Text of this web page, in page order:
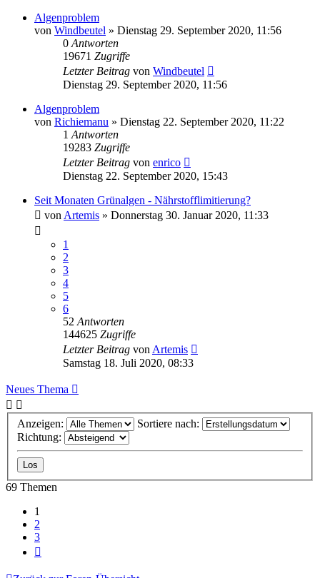
Algenproblem
von Windbeutel » Dienstag 29. September 2020, 11:56
0 Antworten
19671 Zugriffe
Letzter Beitrag von Windbeutel
Dienstag 29. September 2020, 11:56
Algenproblem
von Richiemanu » Dienstag 22. September 2020, 11:22
1 Antworten
19283 Zugriffe
Letzter Beitrag von enrico
Dienstag 22. September 2020, 15:43
Seit Monaten Grünalgen - Nährstofflimitierung?
von Artemis » Donnerstag 30. Januar 2020, 11:33
1
2
3
4
5
6
52 Antworten
144625 Zugriffe
Letzter Beitrag von Artemis
Samstag 18. Juli 2020, 08:33
Neues Thema
Anzeigen:
Sortiere nach:
Richtung:
69 Themen
1
2
3